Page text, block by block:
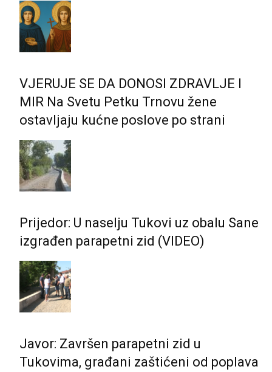
VJERUJE SE DA DONOSI ZDRAVLJE I
MIR Na Svetu Petku Trnovu žene
ostavljaju kućne poslove po strani
Prijedor: U naselju Tukovi uz obalu Sane
izgrađen parapetni zid (VIDEO)
Javor: Završen parapetni zid u
Tukovima, građani zaštićeni od poplava